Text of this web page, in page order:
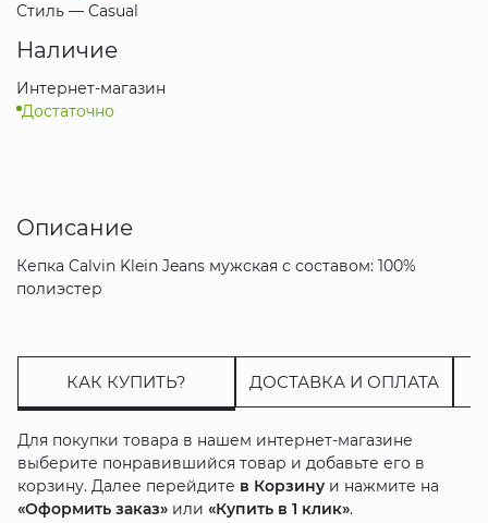
Стиль — Casual
Наличие
Интернет-магазин
Достаточно
Описание
Кепка Calvin Klein Jeans мужская с составом: 100%
полиэстер
КАК КУПИТЬ? ДОСТАВКА И ОПЛАТА
Для покупки товара в нашем интернет-магазине
выберите понравившийся товар и добавьте его в
корзину. Далее перейдите в Корзинуи нажмите на
«Оформить заказ»или «Купить в 1 клик».